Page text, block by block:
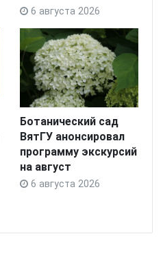
6 августа 2026
Ботанический сад
ВятГУ анонсировал
программу экскурсий
на август
6 августа 2026